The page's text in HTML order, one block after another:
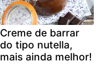
Creme de barrar
do tipo nutella,
mais ainda melhor!